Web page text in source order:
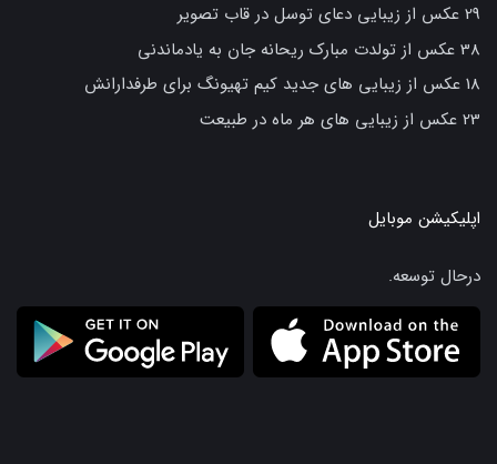
29 عکس از زیبایی دعای توسل در قاب تصویر
38 عکس از تولدت مبارک ریحانه جان به یادماندنی
18 عکس از زیبایی های جدید کیم تهیونگ برای طرفدارانش
23 عکس از زیبایی های هر ماه در طبیعت
اپلیکیشن موبایل
درحال توسعه.